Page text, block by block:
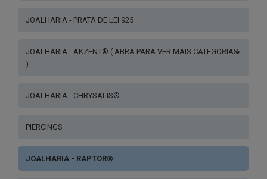
JOALHARIA - PRATA DE LEI 925
JOALHARIA - AKZENT® ( ABRA PARA VER MAIS CATEGORIAS
)
JOALHARIA - CHRYSALIS®
PIERCINGS
JOALHARIA - RAPTOR®